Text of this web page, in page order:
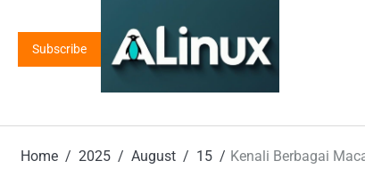
contentSubscribe
Home 2025 August 15 Kenali Berbagai